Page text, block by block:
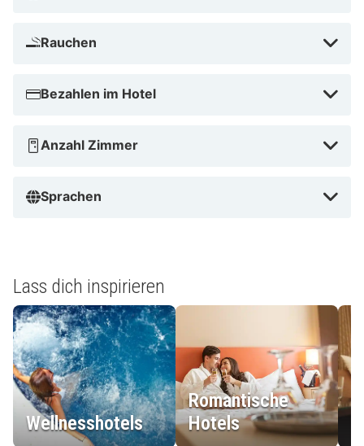
Rauchen
Bezahlen im Hotel
Anzahl Zimmer
Sprachen
Lass dich inspirieren
Wellnesshotels
Romantische
Hotels